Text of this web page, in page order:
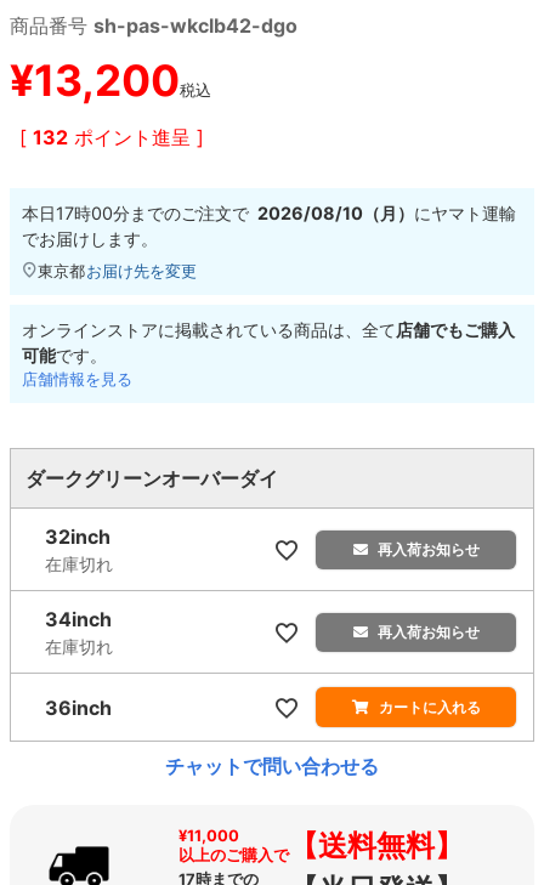
商品番号 sh-pas-wkclb42-dgo
¥13,200税込
[ 132 ポイント進呈 ]
本日17時00分までのご注文で 2026/08/10（月） にヤマト運輸
でお届けします。
東京都お届け先を変更
オンラインストアに掲載されている商品は、全て店舗でもご購入
可能です。
店舗情報を見る
ダークグリーンオーバーダイ
32inch
在庫切れ
再入荷お知らせ
34inch
在庫切れ
再入荷お知らせ
36inch カートに入れる
チャットで問い合わせる
¥11,000
以上のご購入で【送料無料】
17時までの
シェイプデッキ
高性能デッキ